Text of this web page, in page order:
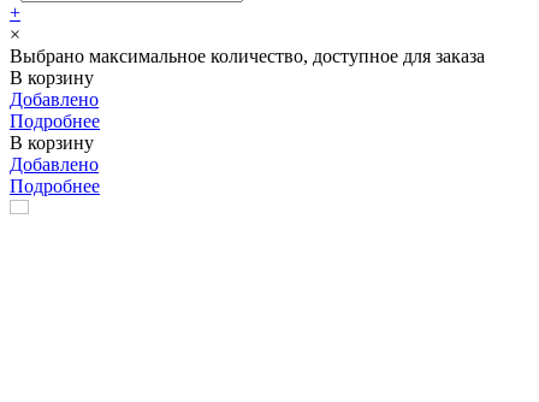
+
×
Выбрано максимальное количество, доступное для заказа
В корзину
Добавлено
Подробнее
В корзину
Добавлено
Подробнее